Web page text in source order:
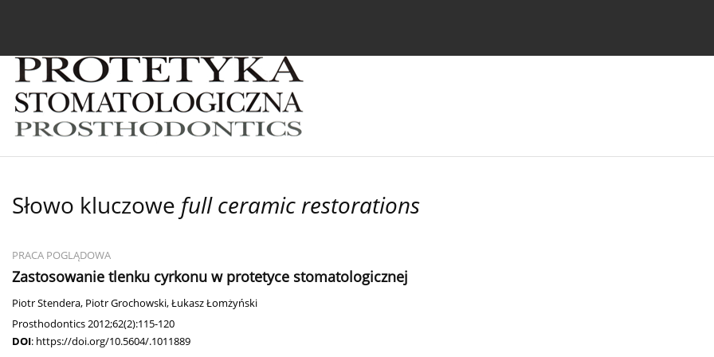
Słowo kluczowe full ceramic restorations
PRACA POGLĄDOWA
Zastosowanie tlenku cyrkonu w protetyce stomatologicznej
Piotr Stendera, Piotr Grochowski,Łukasz Łomżyński
Prosthodontics 2012;62(2):115-120
DOI: https://doi.org/10.5604/.1011889